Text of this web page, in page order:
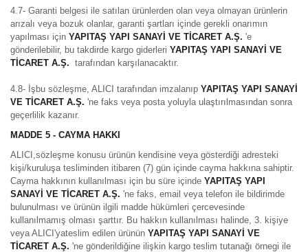
4.7- Garanti belgesi ile satılan ürünlerden olan veya olmayan ürünlerin
arızalı veya bozuk olanlar, garanti şartları içinde gerekli onarımın
yapılması için YAPITAŞ YAPI SANAYİ VE TİCARET A.Ş. 'e
gönderilebilir, bu takdirde kargo giderleri YAPITAŞ YAPI SANAYİ VE
TİCARET A.Ş. tarafından karşılanacaktır.
4.8- İşbu sözleşme, ALICI tarafından imzalanıp YAPITAŞ YAPI SANAYİ
VE TİCARET A.Ş. 'ne faks veya posta yoluyla ulaştırılmasından sonra
geçerlilik kazanır.
MADDE 5 - CAYMA HAKKI
ALICI,sözleşme konusu ürünün kendisine veya gösterdiği adresteki
kişi/kuruluşa tesliminden itibaren (7) gün içinde cayma hakkına sahiptir.
Cayma hakkının kullanılması için bu süre içinde YAPITAŞ YAPI
SANAYİ VE TİCARET A.Ş. 'ne faks, email veya telefon ile bildirimde
bulunulması ve ürünün ilgili madde hükümleri çercevesinde
kullanılmamış olması şarttır. Bu hakkın kullanılması halinde, 3. kişiye
veya ALICI'yateslim edilen ürünün YAPITAŞ YAPI SANAYİ VE
TİCARET A.Ş. 'ne gönderildiğine ilişkin kargo teslim tutanağı örnegi ile